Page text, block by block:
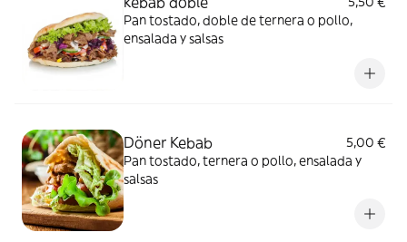
Pan tostado, doble de ternera o pollo,
ensalada y salsas
Döner Kebab
5,00 €
Pan tostado, ternera o pollo, ensalada y
salsas